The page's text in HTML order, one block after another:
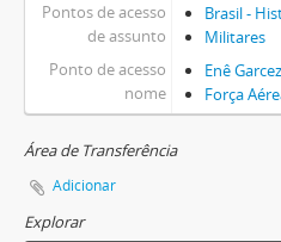
Pontos de acesso
de assunto
Brasil -
Militares
Ponto de acesso
nome
Enê
Força
Área de Transferência
Adicionar
Explorar